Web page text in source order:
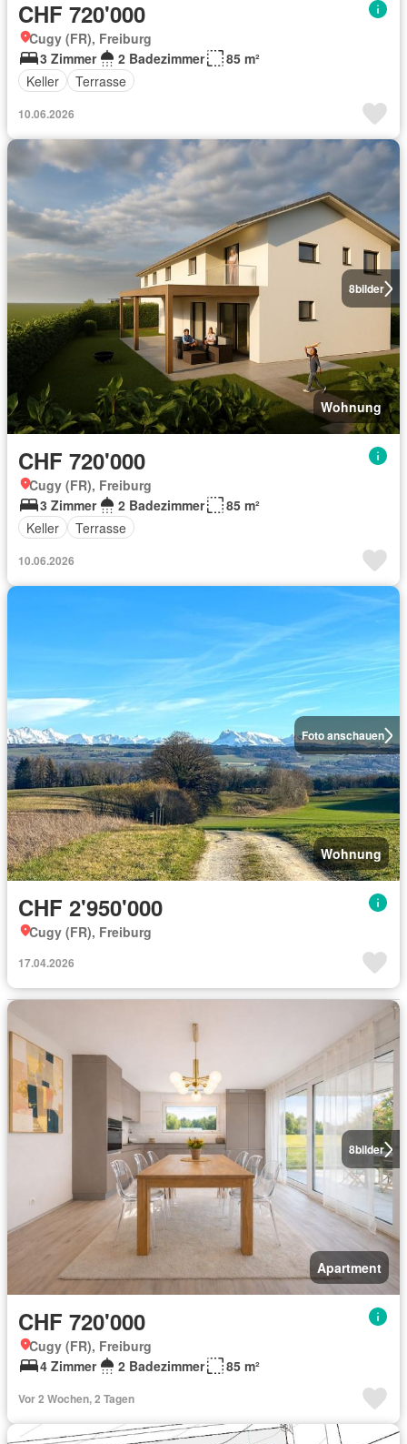
CHF 720'000
Cugy (FR), Freiburg
3 Zimmer
2 Badezimmer
85 m²
Keller
Terrasse
10.06.2026
8bilder
Wohnung
CHF 720'000
Cugy (FR), Freiburg
3 Zimmer
2 Badezimmer
85 m²
Keller
Terrasse
10.06.2026
Foto anschauen
Wohnung
CHF 2'950'000
Cugy (FR), Freiburg
17.04.2026
8bilder
Apartment
CHF 720'000
Cugy (FR), Freiburg
4 Zimmer
2 Badezimmer 85 m²
Vor 2 Wochen, 2 Tagen